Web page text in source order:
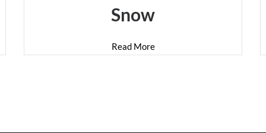
Snow
Read More